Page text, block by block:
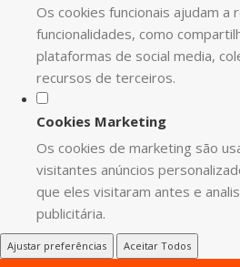
Os cookies funcionais ajudam a
funcionalidades, como
plataformas de social media,
recursos de terceiros.
Cookies Marketing
Os cookies de marketing são
visitantes anúncios
que eles visitaram antes e
publicitária.
Ajustar preferências Aceitar Todos